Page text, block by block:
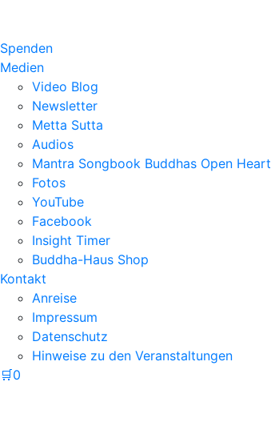
Spenden
Medien
Video Blog
Newsletter
Metta Sutta
Audios
Mantra Songbook Buddhas Open Heart
Fotos
YouTube
Facebook
Insight Timer
Buddha-Haus Shop
Kontakt
Anreise
Impressum
Datenschutz
Hinweise zu den Veranstaltungen
🛒0